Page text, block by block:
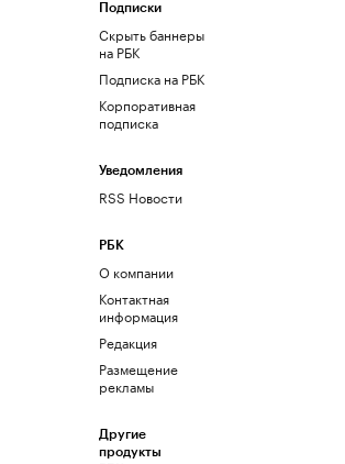
Подписки
Скрыть баннеры
на РБК
Подписка на РБК
Корпоративная
подписка
Уведомления
RSS Новости
РБК
О компании
Контактная
информация
Редакция
Размещение
рекламы
Другие
продукты